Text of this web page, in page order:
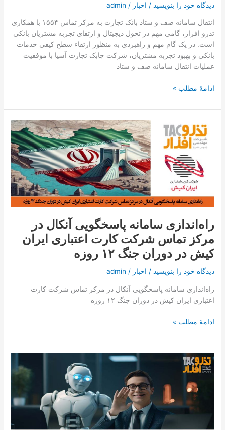
دیدگاه‌ خود را بنویسید / اخبار /
admin
انتقال سامانه صف و ستاد بانک تجارت به مرکز تماس ۱۵۵۴ با همکاری
تذرو افزار، گامی مهم در تحول دیجیتال و ارتقای تجربه مشتریان بانکی
است. در یک گام مهم و راهبردی به منظور ارتقاء سطح کیفی خدمات
بانکی و بهبود تجربه مشتریان، شرکت چابک تجارت آسیا با موفقیت
عملیات انتقال سامانه صف و ستاد
مرکز
تماس
و
CRM شرکت
مهندسی
تذرو
ادامۀ مطلب »
راه‌اندازی سامانه پاسخگویی آنکال در
مرکز تماس شرکت کارت اعتباری ایران
کیش در دوران جنگ ۱۲ روزه
دیدگاه‌ خود را بنویسید / اخبار /
admin
راه‌اندازی سامانه پاسخگویی آنکال در مرکز تماس شرکت کارت
اعتباری ایران کیش در دوران جنگ ۱۲ روزه
راه‌اندازی
سامانه
پاسخگویی
شرکت
اعتباری
ایران
کیش
در
دوران
۱۲
روزه
ادامۀ مطلب »
مرکز
تماس
هوشمند
ایرانی:
برای